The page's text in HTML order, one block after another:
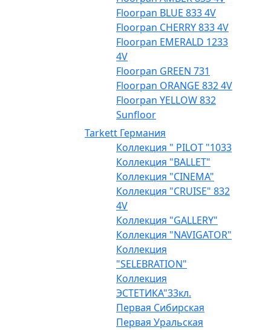
Floorpan BLUE 833 4V
Floorpan CHERRY 833 4V
Floorpan EMERALD 1233
4V
Floorpan GREEN 731
Floorpan ORANGE 832 4V
Floorpan YELLOW 832
Sunfloor
Tarkett Германия
Коллекция " PILOT "1033
Коллекция "BALLET"
Коллекция "CINEMA"
Коллекция "CRUISE" 832
4V
Коллекция "GALLERY"
Коллекция "NAVIGATOR"
Коллекция
"SELEBRATION"
Коллекция
ЭСТЕТИКА"33кл.
Первая Сибирская
Первая Уральская